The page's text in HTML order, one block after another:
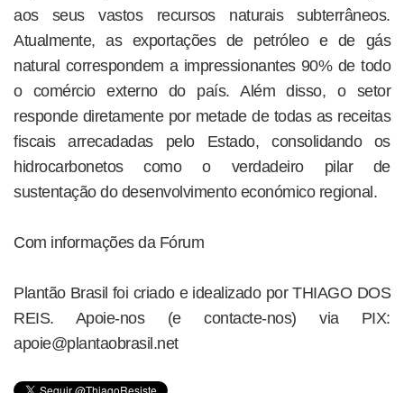
aos seus vastos recursos naturais subterrâneos.
Atualmente, as exportações de petróleo e de gás
natural correspondem a impressionantes 90% de todo
o comércio externo do país. Além disso, o setor
responde diretamente por metade de todas as receitas
fiscais arrecadadas pelo Estado, consolidando os
hidrocarbonetos como o verdadeiro pilar de
sustentação do desenvolvimento económico regional.
Com informações da Fórum
Plantão Brasil foi criado e idealizado por THIAGO DOS
REIS. Apoie-nos (e contacte-nos) via PIX:
apoie@plantaobrasil.net